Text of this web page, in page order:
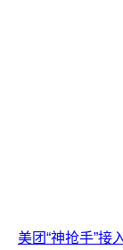
美团“神抢手”接